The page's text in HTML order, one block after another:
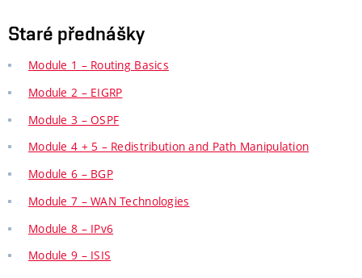
Staré přednášky
Module 1 – Routing Basics
Module 2 – EIGRP
Module 3 – OSPF
Module 4 + 5 – Redistribution and Path Manipulation
Module 6 – BGP
Module 7 – WAN Technologies
Module 8 – IPv6
Module 9 – ISIS